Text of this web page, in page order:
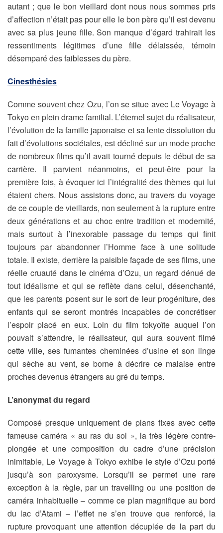
autant ; que le bon vieillard dont nous nous sommes pris
d’affection n’était pas pour elle le bon père qu’il est devenu
avec sa plus jeune fille. Son manque d’égard trahirait les
ressentiments légitimes d’une fille délaissée, témoin
désemparé des faiblesses du père.
Cinesthésies
Comme souvent chez Ozu, l’on se situe avec Le Voyage à
Tokyo en plein drame familial. L’éternel sujet du réalisateur,
l’évolution de la famille japonaise et sa lente dissolution du
fait d’évolutions sociétales, est décliné sur un mode proche
de nombreux films qu’il avait tourné depuis le début de sa
carrière. Il parvient néanmoins, et peut-être pour la
première fois, à évoquer ici l’intégralité des thèmes qui lui
étaient chers. Nous assistons donc, au travers du voyage
de ce couple de vieillards, non seulement à la rupture entre
deux générations et au choc entre tradition et modernité,
mais surtout à l’inexorable passage du temps qui finit
toujours par abandonner l’Homme face à une solitude
totale. Il existe, derrière la paisible façade de ses films, une
réelle cruauté dans le cinéma d’Ozu, un regard dénué de
tout idéalisme et qui se reflète dans celui, désenchanté,
que les parents posent sur le sort de leur progéniture, des
enfants qui se seront montrés incapables de concrétiser
l’espoir placé en eux. Loin du film tokyoïte auquel l’on
pouvait s’attendre, le réalisateur, qui aura souvent filmé
cette ville, ses fumantes cheminées d’usine et son linge
qui sèche au vent, se borne à décrire ce malaise entre
proches devenus étrangers au gré du temps.
L’anonymat du regard
Composé presque uniquement de plans fixes avec cette
fameuse caméra « au ras du sol », la très légère contre-
plongée et une composition du cadre d’une précision
inimitable, Le Voyage à Tokyo exhibe le style d’Ozu porté
jusqu’à son paroxysme. Lorsqu’il se permet une rare
exception à la règle, par un travelling ou une position de
caméra inhabituelle – comme ce plan magnifique au bord
du lac d’Atami – l’effet ne s’en trouve que renforcé, la
rupture provoquant une attention décuplée de la part du